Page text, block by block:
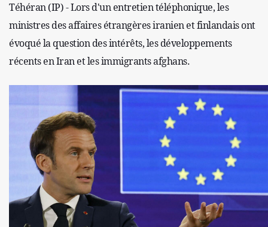
Téhéran (IP) - Lors d'un entretien téléphonique, les
ministres des affaires étrangères iranien et finlandais ont
évoqué la question des intérêts, les développements
récents en Iran et les immigrants afghans.